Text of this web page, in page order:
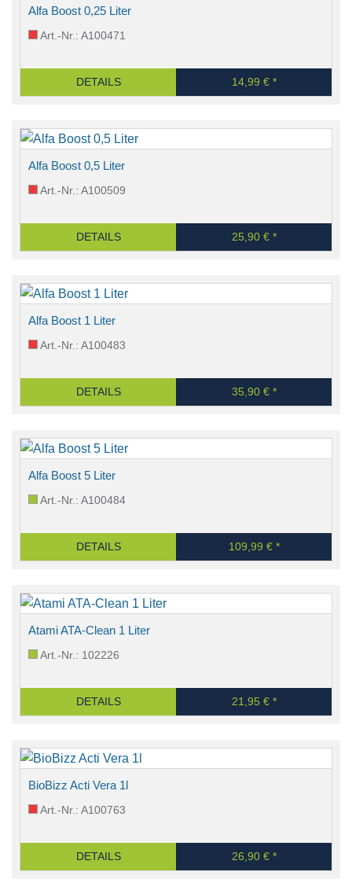
Alfa Boost 0,25 Liter
Art.-Nr.: A100471
DETAILS 14,99 € *
Alfa Boost 0,5 Liter
Art.-Nr.: A100509
DETAILS 25,90 € *
Alfa Boost 1 Liter
Art.-Nr.: A100483
DETAILS 35,90 € *
Alfa Boost 5 Liter
Art.-Nr.: A100484
DETAILS 109,99 € *
Atami ATA-Clean 1 Liter
Art.-Nr.: 102226
DETAILS 21,95 € *
BioBizz Acti Vera 1l
Art.-Nr.: A100763
DETAILS 26,90 € *